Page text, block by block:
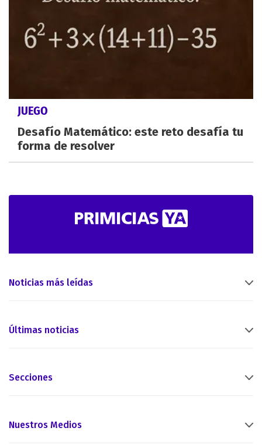
JUEGO
Desafío Matemático: este reto desafía tu
forma de resolver
Noticias más leídas
Últimas noticias
Secciones
Nuestros Medios